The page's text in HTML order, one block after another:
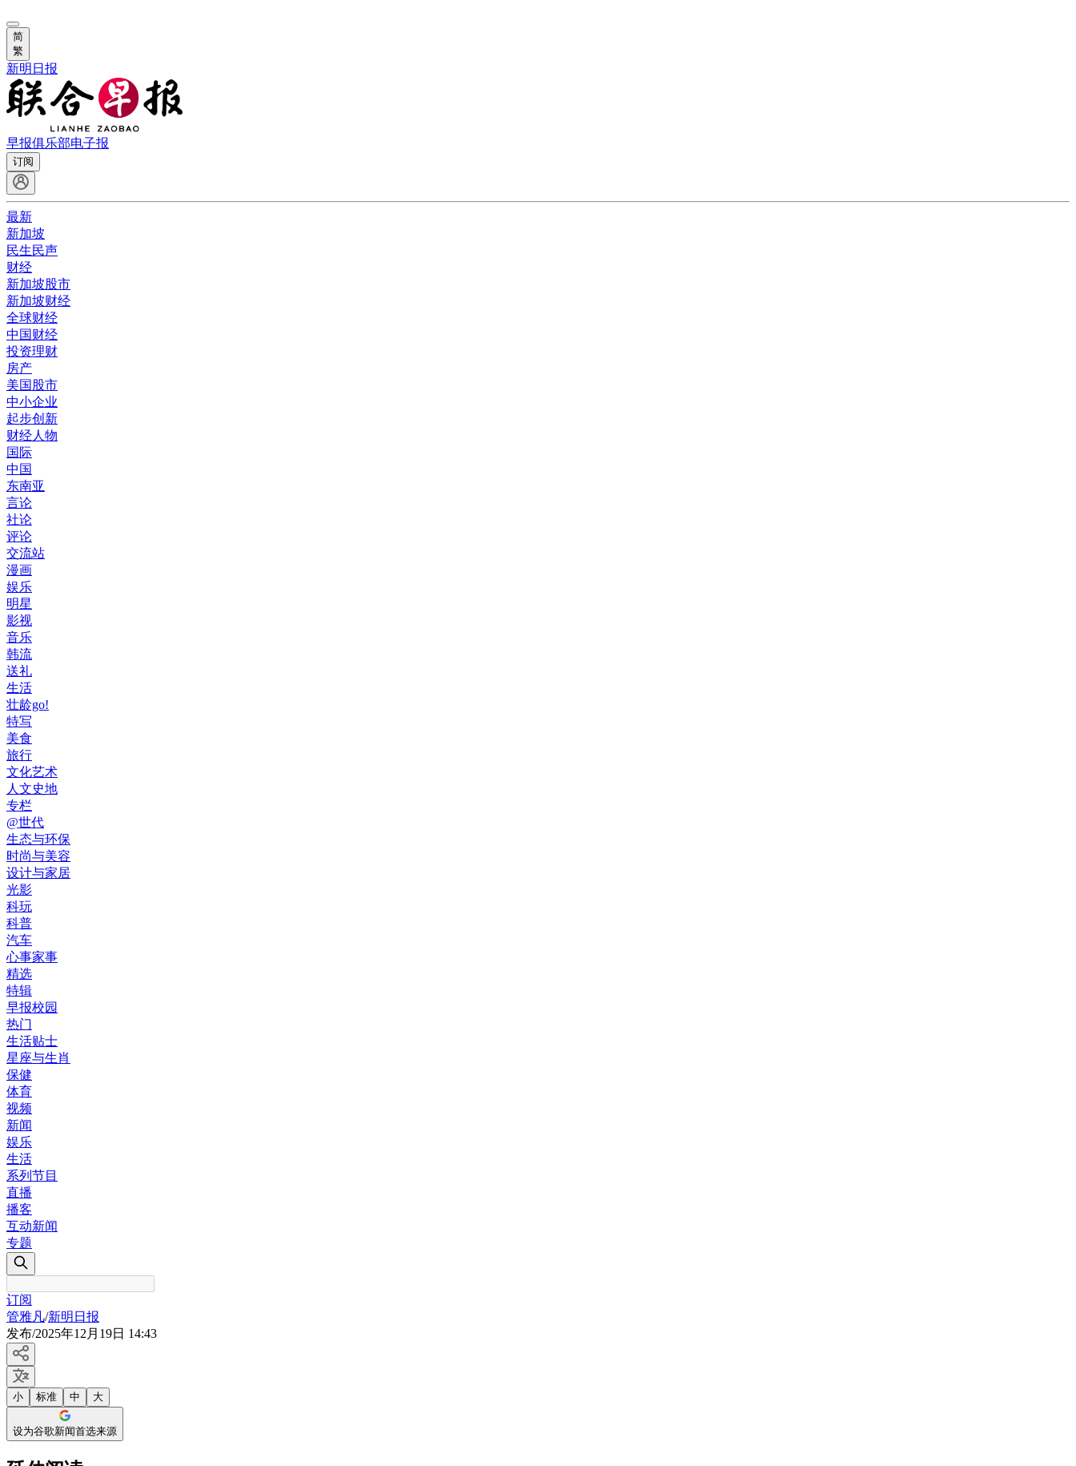
简
繁
新明日报
早报俱乐部电子报
订阅
最新
新加坡
民生民声
财经
新加坡股市
新加坡财经
全球财经
中国财经
投资理财
房产
美国股市
中小企业
起步创新
财经人物
国际
中国
东南亚
言论
社论
评论
交流站
漫画
娱乐
明星
影视
音乐
韩流
送礼
生活
壮龄go!
特写
美食
旅行
文化艺术
人文史地
专栏
@世代
生态与环保
时尚与美容
设计与家居
光影
科玩
科普
汽车
心事家事
精选
特辑
早报校园
热门
生活贴士
星座与生肖
保健
体育
视频
新闻
娱乐
生活
系列节目
直播
播客
互动新闻
专题
订阅
管雅凡/新明日报
发布/2025年12月19日 14:43
小 标准 中 大
设为谷歌新闻首选来源